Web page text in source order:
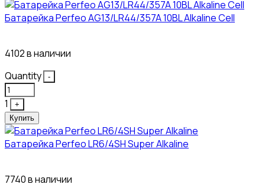
Батарейка Perfeo AG13/LR44/357A 10BL Alkaline Cell
4102 в наличии
Quantity
-
1
+
Купить
Батарейка Perfeo LR6/4SH Super Alkaline
7740 в наличии